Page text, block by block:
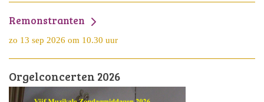
Remonstranten
zo 13 sep 2026 om 10.30 uur
Orgelconcerten 2026